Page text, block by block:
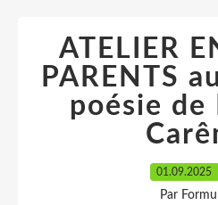
ATELIER
PARENTS
poésie de
01.09.2025
Par